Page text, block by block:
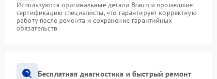
Используются оригинальные детали Braun и прошедшие
сертификацию специалисты, что гарантирует корректную
работу после ремонта и сохранение гарантийных
обязательств
Бесплатная диагностика и быстрый ремонт